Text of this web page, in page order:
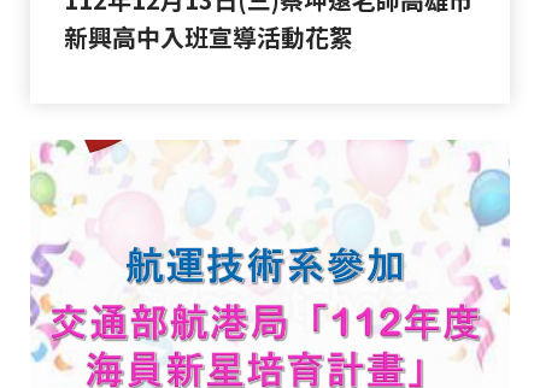
新興高中入班宣導活動花絮